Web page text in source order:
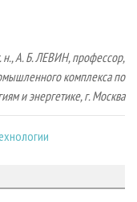
н., А. Б. ЛЕВИН, профессор,
комплекса по
и энергетике, г. Москва